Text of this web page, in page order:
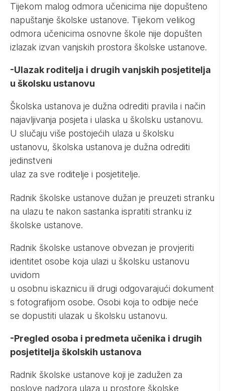
Tijekom malog odmora učenicima nije dopušteno
napuštanje školske ustanove. Tijekom velikog
odmora učenicima osnovne škole nije dopušten
izlazak izvan vanjskih prostora školske ustanove.
-Ulazak roditelja i drugih vanjskih posjetitelja
u školsku ustanovu
Školska ustanova je dužna odrediti pravila i način
najavljivanja posjeta i ulaska u školsku ustanovu.
U slučaju više postojećih ulaza u školsku
ustanovu, školska ustanova je dužna odrediti
jedinstveni
ulaz za sve roditelje i posjetitelje.
Radnik školske ustanove dužan je preuzeti stranku
na ulazu te nakon sastanka ispratiti stranku iz
školske ustanove.
Radnik školske ustanove obvezan je provjeriti
identitet osobe koja ulazi u školsku ustanovu
uvidom
u osobnu iskaznicu ili drugi odgovarajući dokument
s fotografijom osobe. Osobi koja to odbije neće
se dopustiti ulazak u školsku ustanovu.
-Pregled osoba i predmeta učenika i drugih
posjetitelja školskih ustanova
Radnik školske ustanove koji je zadužen za
poslove nadzora ulaza u prostore školske